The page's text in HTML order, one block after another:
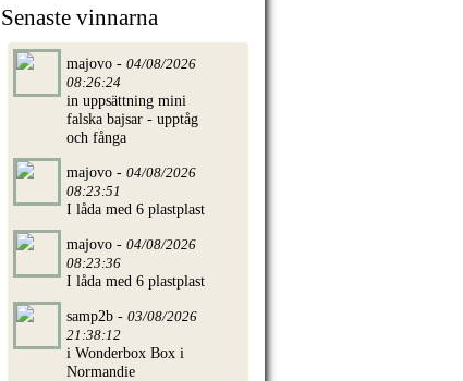
Senaste vinnarna
majovo - 04/08/2026
08:26:24
in uppsättning mini
falska bajsar - upptåg
och fånga
majovo - 04/08/2026
08:23:51
I låda med 6 plastplast
majovo - 04/08/2026
08:23:36
I låda med 6 plastplast
samp2b - 03/08/2026
21:38:12
i Wonderbox Box i
Normandie